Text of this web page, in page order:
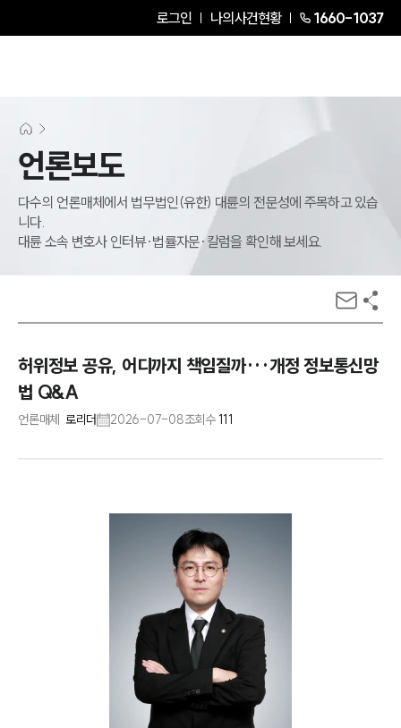
로그인 나의사건현황 1660-1037
언론보도
다수의 언론매체에서 법무법인(유한) 대륜의 전문성에 주목하고 있습
니다.
대륜 소속 변호사 인터뷰·법률자문·칼럼을 확인해 보세요.
허위정보 공유, 어디까지 책임질까···개정 정보통신망
법 Q&A
언론매체 로리더 2026-07-08조회수 111